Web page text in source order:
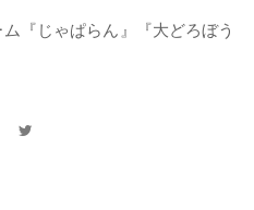
『じゃぱらん』『大どろぼう